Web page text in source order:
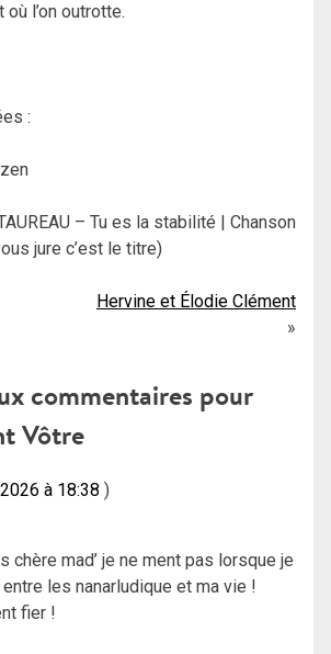
où l’on outrotte.
:
– Tu es la stabilité | Chanson
jure c’est le titre)
Hervine et Élodie Clément
commentaires pour
Vôtre
à 18:38
chère mad’ je ne ment pas lorsque je
les nanarludique et ma vie !
fier !